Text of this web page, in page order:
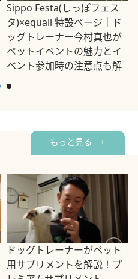
Sippo Festa(しっぽフェス
タ)×equall 特設ページ｜ド
ッグトレーナー今村真也が
ペットイベントの魅力とイ
ベント参加時の注意点も解
2026年5月12日
もっと見る +
ドッグトレーナーがペット
用サプリメントを解説！プ